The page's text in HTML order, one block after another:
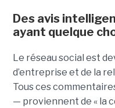
Des avis
ayant quelque
Le réseau social est
d’entreprise et de la
Tous ces
— proviennent de « la